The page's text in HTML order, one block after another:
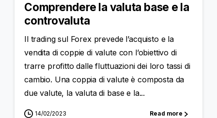
Comprendere la valuta base e la
controvaluta
Il trading sul Forex prevede l’acquisto e la
vendita di coppie di valute con l’obiettivo di
trarre profitto dalle fluttuazioni dei loro tassi di
cambio. Una coppia di valute è composta da
due valute, la valuta di base e la...
14/02/2023 Read more